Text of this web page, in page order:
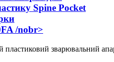
Spine Pocket
/nobr>